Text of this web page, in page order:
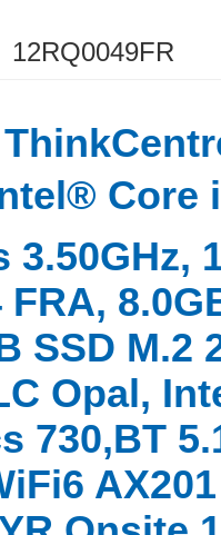
Core
3.50GHz,
FRA,
SSD M.2
Opal,
730,BT